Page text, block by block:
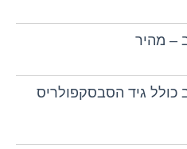
– מהיר
כולל גיד הסבסקפולריס